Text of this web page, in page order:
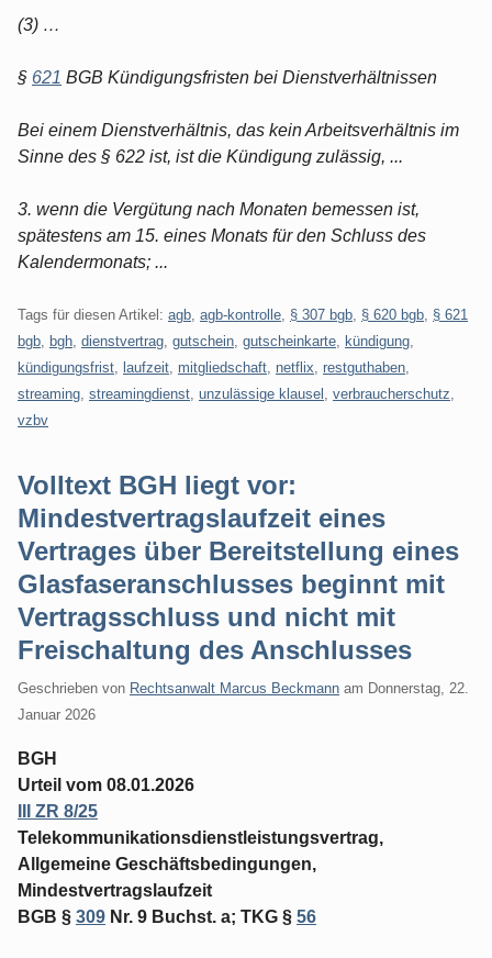
(3) …
§ 621 BGB Kündigungsfristen bei Dienstverhältnissen
Bei einem Dienstverhältnis, das kein Arbeitsverhältnis im
Sinne des § 622 ist, ist die Kündigung zulässig, ...
3. wenn die Vergütung nach Monaten bemessen ist,
spätestens am 15. eines Monats für den Schluss des
Kalendermonats; ...
Tags für diesen Artikel: agb agb-kontrolle § 307 bgb § 620 bgb § 621
bgb
bgh dienstvertrag gutschein gutscheinkarte kündigung
kündigungsfrist
laufzeit mitgliedschaft netflix restguthaben
streaming streamingdienst unzulässige klausel verbraucherschutz
vzbv
Volltext BGH liegt vor:
Mindestvertragslaufzeit eines
Vertrages über Bereitstellung eines
Glasfaseranschlusses beginnt mit
Vertragsschluss und nicht mit
Freischaltung des Anschlusses
Geschrieben von Rechtsanwalt Marcus Beckmann am Donnerstag, 22.
Januar 2026
BGH
Urteil vom 08.01.2026
III ZR 8/25
Telekommunikationsdienstleistungsvertrag,
Allgemeine Geschäftsbedingungen,
Mindestvertragslaufzeit
BGB § 309 Nr. 9 Buchst. a; TKG § 56